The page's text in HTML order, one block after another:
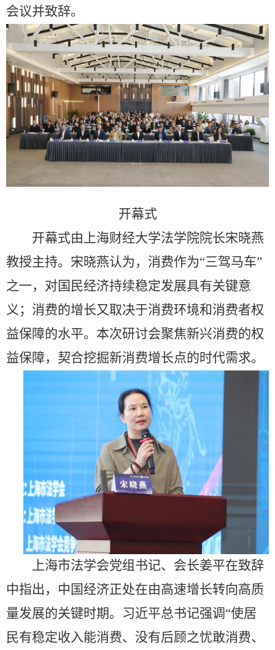
会议并致辞。
开幕式
开幕式由上海财经大学法学院院长宋晓燕
教授主持。宋晓燕认为，消费作为“三驾马车”
之一，对国民经济持续稳定发展具有关键意
义；消费的增长又取决于消费环境和消费者权
益保障的水平。本次研讨会聚焦新兴消费的权
益保障，契合挖掘新消费增长点的时代需求。
上海市法学会党组书记、会长姜平在致辞
中指出，中国经济正处在由高速增长转向高质
量发展的关键时期。习近平总书记强调“使居
民有稳定收入能消费、没有后顾之忧敢消费、